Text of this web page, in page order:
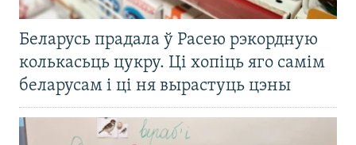
Беларусь прадала ў Расею рэкордную
колькасьць цукру. Ці хопіць яго самім
беларусам і ці ня вырастуць цэны